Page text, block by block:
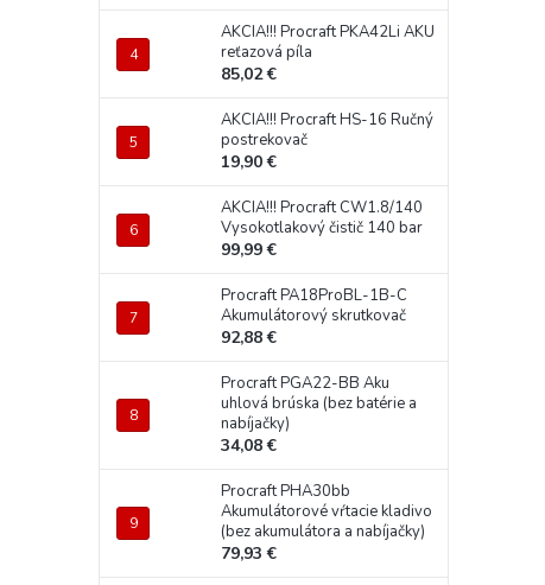
AKCIA!!! Procraft PKA42Li AKU
reťazová píla
85,02 €
AKCIA!!! Procraft HS-16 Ručný
postrekovač
19,90 €
AKCIA!!! Procraft CW1.8/140
Vysokotlakový čistič 140 bar
99,99 €
Procraft PA18ProBL-1B-C
Akumulátorový skrutkovač
92,88 €
Procraft PGA22-BB Aku
uhlová brúska (bez batérie a
nabíjačky)
34,08 €
Procraft PHA30bb
Akumulátorové vŕtacie kladivo
(bez akumulátora a nabíjačky)
79,93 €